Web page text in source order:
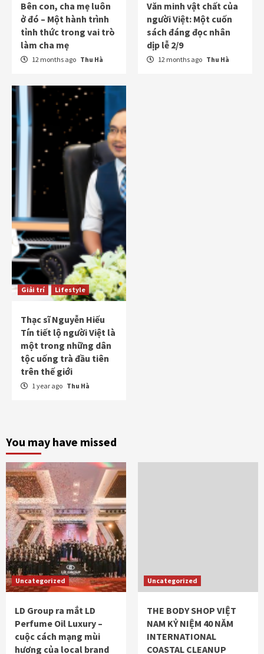
Bên con, cha mẹ luôn
ở đó – Một hành trình
tỉnh thức trong vai trò
làm cha mẹ
12 months ago Thu Hà
Văn minh vật chất của
người Việt: Một cuốn
sách đáng đọc nhân
dịp lễ 2/9
12 months ago Thu Hà
Giải trí Lifestyle
Thạc sĩ Nguyễn Hiếu
Tín tiết lộ người Việt là
một trong những dân
tộc uống trà đầu tiên
trên thế giới
1 year ago Thu Hà
You may have missed
Uncategorized
LD Group ra mắt LD
Perfume Oil Luxury –
cuộc cách mạng mùi
hương của local brand
Uncategorized
THE BODY SHOP VIỆT
NAM KỶ NIỆM 40 NĂM
INTERNATIONAL
COASTAL CLEANUP